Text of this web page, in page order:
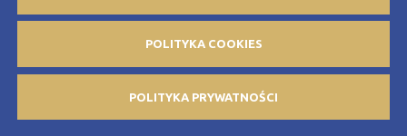
POLITYKA PRYWATNOŚCI
POLITYKA COOKIES